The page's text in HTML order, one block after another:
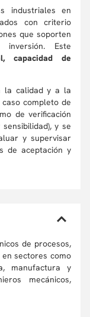
industriales en
con criterio
que soporten
Este
capacidad de
la calidad y a la
completo de
de verificación
y se
y supervisar
de aceptación y
de procesos,
sectores como
manufactura y
mecánicos,